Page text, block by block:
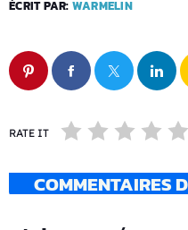
ÉCRIT PAR: WARMELIN
RATE IT
COMMENTAIRES